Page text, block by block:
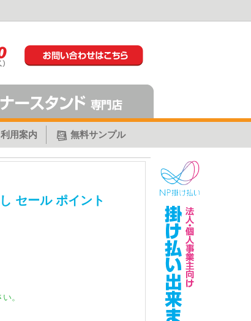
利用案内 無料サンプル
セール ポイント
。